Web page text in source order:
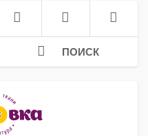
ПОИСК